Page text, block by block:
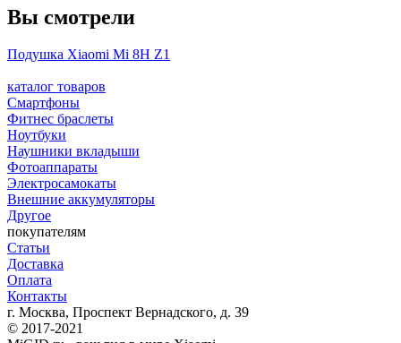
Вы смотрели
Подушка Xiaomi Mi 8H Z1
каталог товаров
Смартфоны
Фитнес браслеты
Ноутбуки
Наушники вкладыши
Фотоаппараты
Электросамокаты
Внешние аккумуляторы
Другое
покупателям
Статьи
Доставка
Оплата
Контакты
г. Москва, Проспект Вернадского, д. 39
© 2017-2021